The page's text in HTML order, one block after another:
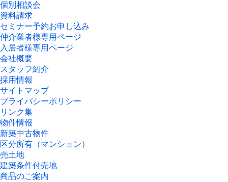
個別相談会
資料請求
セミナー予約お申し込み
仲介業者様専用ページ
入居者様専用ページ
会社概要
スタッフ紹介
採用情報
サイトマップ
プライバシーポリシー
リンク集
物件情報
新築中古物件
区分所有（マンション）
売土地
建築条件付売地
商品のご案内